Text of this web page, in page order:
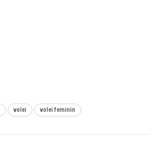
volei volei feminin